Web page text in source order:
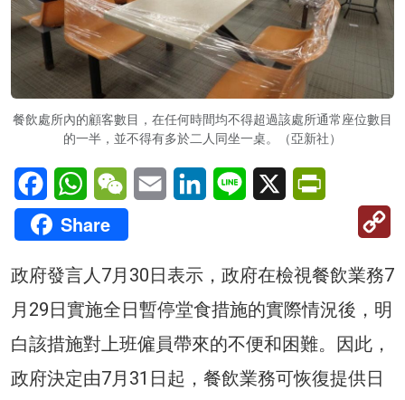
餐飲處所內的顧客數目，在任何時間均不得超過該處所通常座位數目
的一半，並不得有多於二人同坐一桌。（亞新社）
FacebookWhatsAppWeChatEmail LinkedInLine X
Share
政府發言人7月30日表示，政府在檢視餐飲業務7
月29日實施全日暫停堂食措施的實際情況後，明
白該措施對上班僱員帶來的不便和困難。因此，
政府決定由7月31日起，餐飲業務可恢復提供日